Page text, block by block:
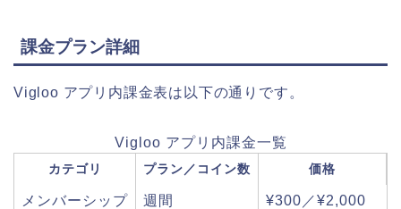
課金プラン詳細
Vigloo アプリ内課金表は以下の通りです。
Vigloo アプリ内課金一覧
カテゴリ プラン／コイン数 価格
メンバーシップ 週間 ¥300／¥2,000